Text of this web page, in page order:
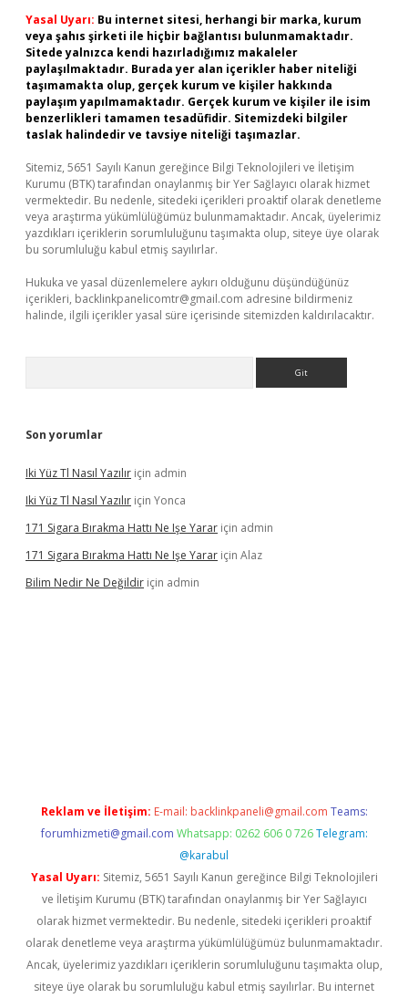
Yasal Uyarı: Bu internet sitesi, herhangi bir marka, kurum
veya şahıs şirketi ile hiçbir bağlantısı bulunmamaktadır.
Sitede yalnızca kendi hazırladığımız makaleler
paylaşılmaktadır. Burada yer alan içerikler haber niteliği
taşımamakta olup, gerçek kurum ve kişiler hakkında
paylaşım yapılmamaktadır. Gerçek kurum ve kişiler ile isim
benzerlikleri tamamen tesadüfidir. Sitemizdeki bilgiler
taslak halindedir ve tavsiye niteliği taşımazlar.
Sitemiz, 5651 Sayılı Kanun gereğince Bilgi Teknolojileri ve İletişim
Kurumu (BTK) tarafından onaylanmış bir Yer Sağlayıcı olarak hizmet
vermektedir. Bu nedenle, sitedeki içerikleri proaktif olarak denetleme
veya araştırma yükümlülüğümüz bulunmamaktadır. Ancak, üyelerimiz
yazdıkları içeriklerin sorumluluğunu taşımakta olup, siteye üye olarak
bu sorumluluğu kabul etmiş sayılırlar.
Hukuka ve yasal düzenlemelere aykırı olduğunu düşündüğünüz
içerikleri, backlinkpanelicomtr@gmail.com adresine bildirmeniz
halinde, ilgili içerikler yasal süre içerisinde sitemizden kaldırılacaktır.
Son yorumlar
Iki Yüz Tl Nasıl Yazılır için admin
Iki Yüz Tl Nasıl Yazılır için Yonca
171 Sigara Bırakma Hattı Ne Işe Yarar için admin
171 Sigara Bırakma Hattı Ne Işe Yarar için Alaz
Bilim Nedir Ne Değildir için admin
Reklam ve İletişim: E-mail: backlinkpaneli@gmail.com Teams:
forumhizmeti@gmail.com Whatsapp: 0262 606 0 726 Telegram:
@karabul
Yasal Uyarı: Sitemiz, 5651 Sayılı Kanun gereğince Bilgi Teknolojileri
ve İletişim Kurumu (BTK) tarafından onaylanmış bir Yer Sağlayıcı
olarak hizmet vermektedir. Bu nedenle, sitedeki içerikleri proaktif
olarak denetleme veya araştırma yükümlülüğümüz bulunmamaktadır.
Ancak, üyelerimiz yazdıkları içeriklerin sorumluluğunu taşımakta olup,
siteye üye olarak bu sorumluluğu kabul etmiş sayılırlar. Bu internet